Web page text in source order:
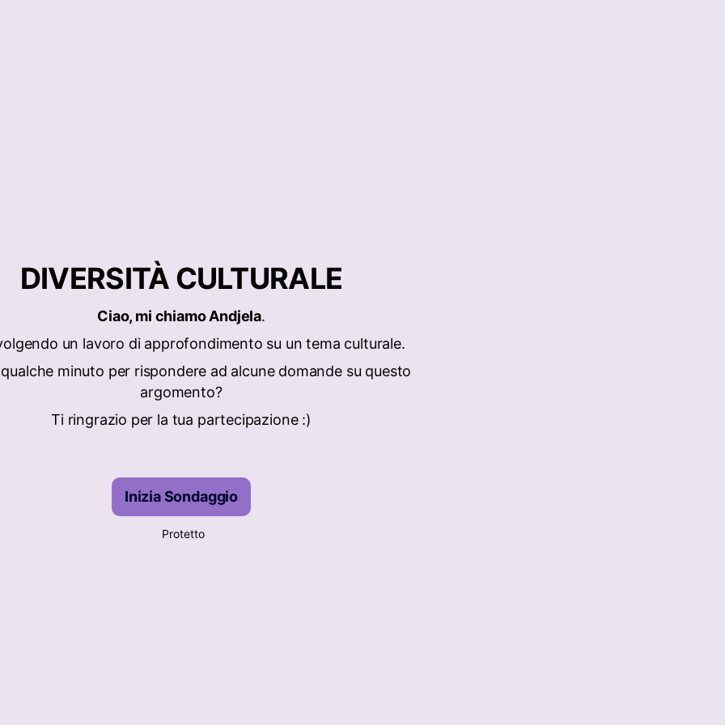
DIVERSITÀ CULTURALE
Ciao, mi chiamo Andjela.
un lavoro di approfondimento su un tema culturale.
minuto per rispondere ad alcune domande su questo
argomento?
Ti ringrazio per la tua partecipazione :)
Inizia Sondaggio
Protetto